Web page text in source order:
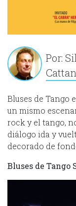
Por:
Bluses de Tango
un mismo
rock y el tango,
diálogo ida y
decorado de
Bluses de Tango